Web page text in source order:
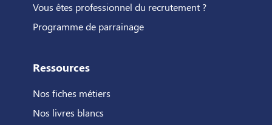
Vous êtes professionnel du recrutement ?
Programme de parrainage
Ressources
Nos fiches métiers
Nos livres blancs